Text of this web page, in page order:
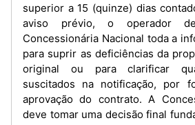
superior a 15 (quinze) dias
aviso prévio, o operador
Concessionária Nacional toda a
para suprir as deficiências da
original ou para clarificar
suscitados na notificação, por
aprovação do contrato. A
deve tomar uma decisão final